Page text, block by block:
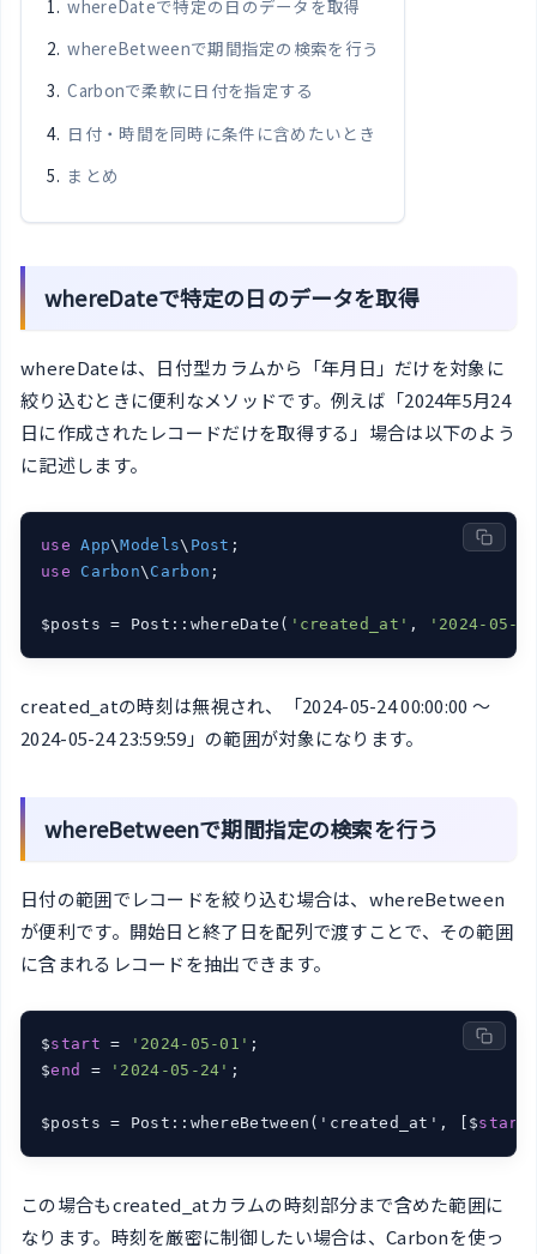
whereDateで特定の日のデータを取得
whereBetweenで期間指定の検索を行う
Carbonで柔軟に日付を指定する
日付・時間を同時に条件に含めたいとき
まとめ
whereDateで特定の日のデータを取得
whereDateは、日付型カラムから「年月日」だけを対象に
絞り込むときに便利なメソッドです。例えば「2024年5月24
日に作成されたレコードだけを取得する」場合は以下のよう
に記述します。
use App\Models\ Post
use
Carbon\ Carbon ;
$posts = Post::whereDate( 'created_at' , '2024-05-
created_atの時刻は無視され、「2024-05-24 00:00:00 ～
2024-05-24 23:59:59」の範囲が対象になります。
whereBetweenで期間指定の検索を行う
日付の範囲でレコードを絞り込む場合は、whereBetween
が便利です。開始日と終了日を配列で渡すことで、その範囲
に含まれるレコードを抽出できます。
$start = '2024-05-01' ;
$end = '2024-05-24' ;
$posts = Post::whereBetween('created_at', [$start
この場合もcreated_atカラムの時刻部分まで含めた範囲に
なります。時刻を厳密に制御したい場合は、Carbonを使っ